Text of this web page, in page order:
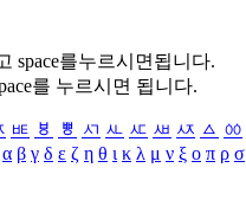
space를누르시면됩니다.
를 누르시면 됩니다.
ㅷ ㅸ ㅹ ㅺ ㅻ ㅼ ㅽ ㅾ ㅿ ㆀ
α β γ δ ε ζ η θ ι κ λ μ ν ξ ο π ρ σ